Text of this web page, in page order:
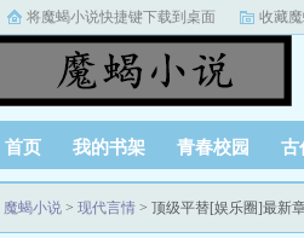
将魔蝎小说快捷键下载到桌面 收藏
首页 我的书架 青春校园 古
魔蝎小说 > 现代言情 > 顶级平替[娱乐圈]最新